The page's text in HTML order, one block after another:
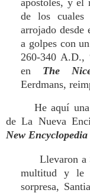
apóstoles, y el
de los cuales
arrojado
a golpes con
260-340 A.D.,
en The
Eerdmans,
He aquí
de La Nueva
New
Llevaron a
multitud y le
sorpresa,